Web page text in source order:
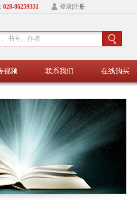
028-86259331 登录|注册
视频 联系我们 在线购买